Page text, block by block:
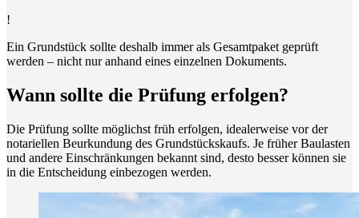
!
Ein Grundstück sollte deshalb immer als Gesamtpaket geprüft
werden – nicht nur anhand eines einzelnen Dokuments.
Wann sollte die Prüfung erfolgen?
Die Prüfung sollte möglichst früh erfolgen, idealerweise vor der
notariellen Beurkundung des Grundstückskaufs. Je früher Baulasten
und andere Einschränkungen bekannt sind, desto besser können sie
in die Entscheidung einbezogen werden.